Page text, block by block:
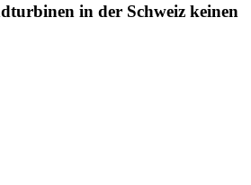
in der Schweiz keinen